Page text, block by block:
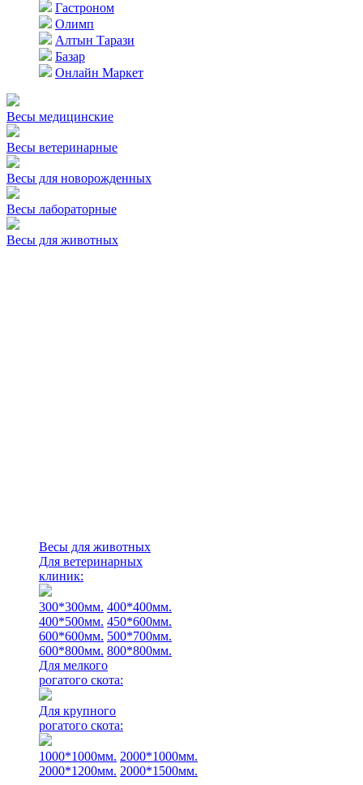
Гастроном
Олимп
Алтын Тарази
Базар
Онлайн Маркет
Весы медицинские
Весы ветеринарные
Весы для новорожденных
Весы лабораторные
Весы для животных
Весы для животных
Для ветеринарных
клиник:
300*300мм. 400*400мм.
400*500мм. 450*600мм.
600*600мм. 500*700мм.
600*800мм. 800*800мм.
Для мелкого
рогатого скота:
Для крупного
рогатого скота:
1000*1000мм. 2000*1000мм.
2000*1200мм. 2000*1500мм.